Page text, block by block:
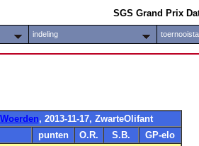
SGS Grand Prix
indeling
, 2013-11-17, ZwarteOlifant
punten O.R. S.B.
GP-elo